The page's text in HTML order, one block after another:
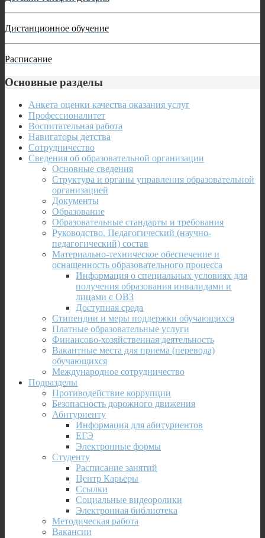
Дистанционное обучение
Расписание
Основные разделы
Анкета оценки качества оказания услуг
Профессионалитет
Воспитательная работа
Навигаторы детства
Сотрудничество
Сведения об образовательной организации
Основные сведения
Структура и органы управления образовательной
организацией
Документы
Образование
Образовательные стандарты и требования
Руководство. Педагогический (научно-
педагогический) состав
Материально-техническое обеспечение и
оснащенность образовательного процесса
Информация о специальных условиях для
получения образования инвалидами и
лицами с ОВЗ
Доступная среда
Стипендии и меры поддержки обучающихся
Платные образовательные услуги
Финансово-хозяйственная деятельность
Вакантные места для приема (перевода)
обучающихся
Международное сотрудничество
Подразделы
Противодействие коррупции
Безопасность дорожного движения
Абитуриенту
Информация для абитуриентов
ЕГЭ
Электронные формы
Студенту
Расписание занятий
Центр Карьеры
Ссылки
Социальные видеоролики
Электронная библиотека
Методическая работа
Вакансии